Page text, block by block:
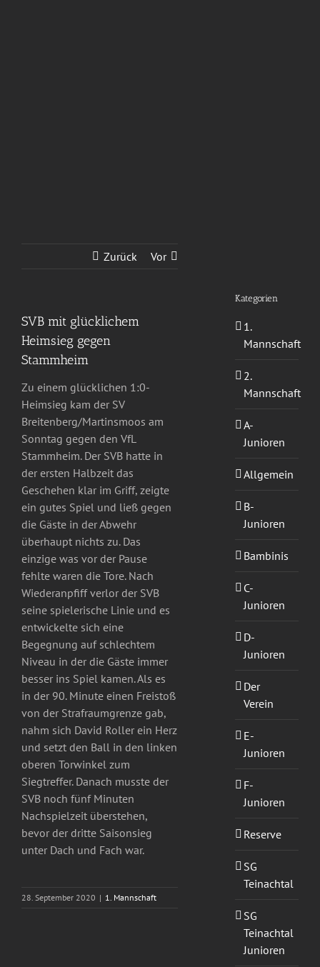
Zurück Vor
SVB mit glücklichem
Heimsieg gegen
Stammheim
Zu einem glücklichen 1:0-
Heimsieg kam der SV
Breitenberg/Martinsmoos am
Sonntag gegen den VfL
Stammheim. Der SVB hatte in
der ersten Halbzeit das
Geschehen klar im Griff, zeigte
ein gutes Spiel und ließ gegen
die Gäste in der Abwehr
überhaupt nichts zu. Das
einzige was vor der Pause
fehlte waren die Tore. Nach
Wiederanpfiff verlor der SVB
seine spielerische Linie und es
entwickelte sich eine
Begegnung auf schlechtem
Niveau in der die Gäste immer
besser ins Spiel kamen. Als es
in der 90. Minute einen Freistoß
von der Strafraumgrenze gab,
nahm sich David Roller ein Herz
und setzt den Ball in den linken
oberen Torwinkel zum
Siegtreffer. Danach musste der
SVB noch fünf Minuten
Nachspielzeit überstehen,
bevor der dritte Saisonsieg
unter Dach und Fach war.
28. September 2020 | 1. Mannschaft
Kategorien
1.
Mannschaft
2.
Mannschaft
A-
Junioren
Allgemein
B-
Junioren
Bambinis
C-
Junioren
D-
Junioren
Der
Verein
E-
Junioren
F-
Junioren
Reserve
SG
Teinachtal
SG
Teinachtal
Junioren